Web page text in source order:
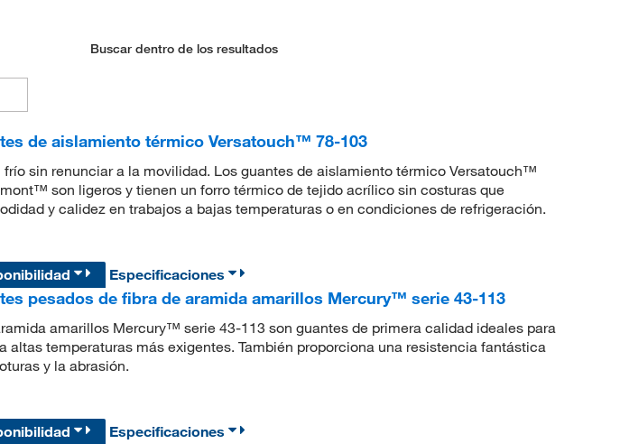
Buscar dentro de los resultados
de aislamiento térmico Versatouch™ 78-103
frío sin renunciar a la movilidad. Los guantes de aislamiento térmico Versatouch™
son ligeros y tienen un forro térmico de tejido acrílico sin costuras que
y calidez en trabajos a bajas temperaturas o en condiciones de refrigeración.
Especificaciones
pesados de fibra de aramida amarillos Mercury™ serie 43-113
amarillos Mercury™ serie 43-113 son guantes de primera calidad ideales para
altas temperaturas más exigentes. También proporciona una resistencia fantástica
y la abrasión.
Especificaciones